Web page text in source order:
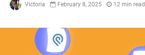
Victoria February 8, 2025 12 min read